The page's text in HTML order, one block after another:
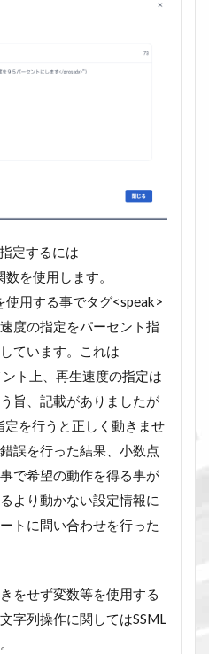
定するには
を使用します。
用する事でタグ<speak>
度の指定をパーセント指
ています。これは
ト上、再生速度の指定は
旨、記載がありましたが
定を行うと正しく動きませ
誤を行った結果、小数点
で希望の動作を得る事が
より動かない設定情報に
トに問い合わせを行った
をせず変数等を使用する
字列操作に関してはSSML